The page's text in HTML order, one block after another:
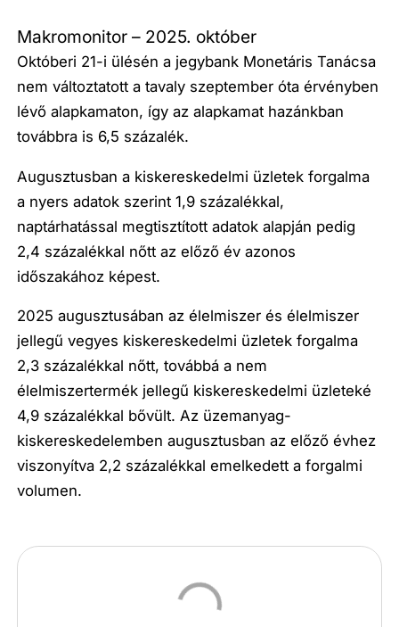
Makromonitor – 2025. október
Októberi 21-i ülésén a jegybank Monetáris Tanácsa
nem változtatott a tavaly szeptember óta érvényben
lévő alapkamaton, így az alapkamat hazánkban
továbbra is 6,5 százalék.
Augusztusban a kiskereskedelmi üzletek forgalma
a nyers adatok szerint 1,9 százalékkal,
naptárhatással megtisztított adatok alapján pedig
2,4 százalékkal nőtt az előző év azonos
időszakához képest.
2025 augusztusában az élelmiszer és élelmiszer
jellegű vegyes kiskereskedelmi üzletek forgalma
2,3 százalékkal nőtt, továbbá a nem
élelmiszertermék jellegű kiskereskedelmi üzleteké
4,9 százalékkal bővült. Az üzemanyag-
kiskereskedelemben augusztusban az előző évhez
viszonyítva 2,2 százalékkal emelkedett a forgalmi
volumen.